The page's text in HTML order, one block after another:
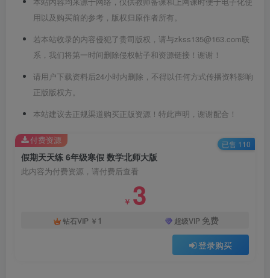
用以及购买前的参考，版权归原作者所有。
若本站收录的内容侵犯了贵司版权，请与zkss135@163.com联
系，我们将第一时间删除侵权帖子和资源链接！谢谢！
请用户下载资料后24小时内删除，不得以任何方式传播资料影响
正版版权方。
本站建议去正规渠道购买正版资源！特此声明，谢谢配合！
假期天天练 6年级寒假 数学北师大版
此内容为付费资源，请付费后查看
￥ 3
钻石VIP ￥ 1 超级VIP 免费
登录购买
付费资源 已售 110